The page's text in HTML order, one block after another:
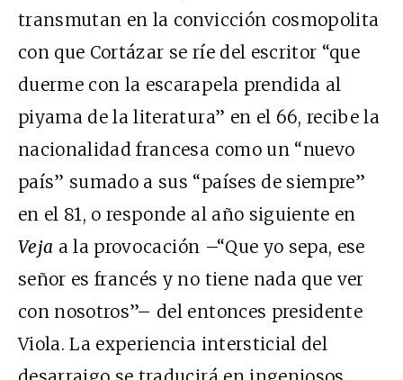
transmutan en la convicción cosmopolita
con que Cortázar se ríe del escritor “que
duerme con la escarapela prendida al
piyama de la literatura” en el 66, recibe la
nacionalidad francesa como un “nuevo
país” sumado a sus “países de siempre”
en el 81, o responde al año siguiente en
Veja a la provocación –“Que yo sepa, ese
señor es francés y no tiene nada que ver
con nosotros”– del entonces presidente
Viola. La experiencia intersticial del